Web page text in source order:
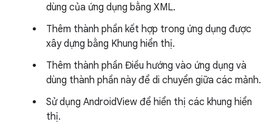
dùng của ứng dụng bằng XML.
Thêm thành phần kết hợp trong ứng dụng được
xây dựng bằng Khung hiển thị.
Thêm thành phần Điều hướng vào ứng dụng và
dùng thành phần này để di chuyển giữa các mảnh.
Sử dụng AndroidView để hiển thị các khung hiển
thị.